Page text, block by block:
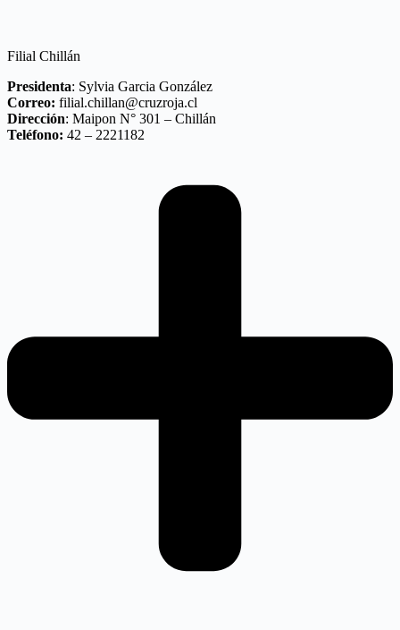
Filial Chillán
Presidenta: Sylvia Garcia González
Correo: filial.chillan@cruzroja.cl
Dirección: Maipon N° 301 – Chillán
Teléfono: 42 – 2221182